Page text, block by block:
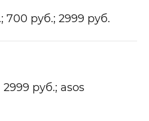
700 руб.; 2999 руб.
2999 руб.; asos